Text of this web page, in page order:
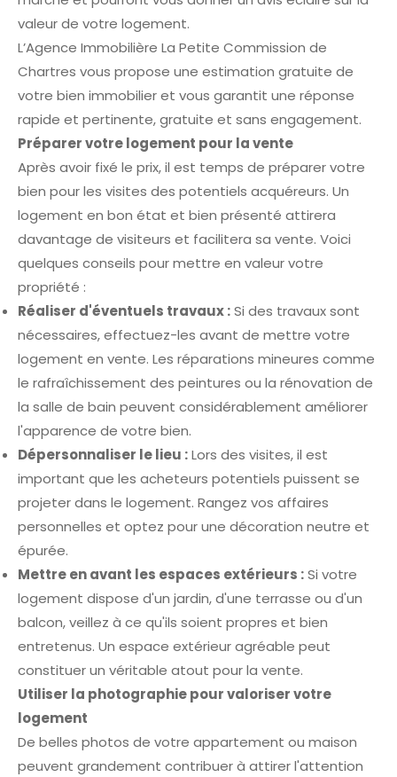
valeur de votre logement.
L’Agence Immobilière La Petite Commission de
Chartres vous propose une estimation gratuite de
votre bien immobilier et vous garantit une réponse
rapide et pertinente, gratuite et sans engagement.
Préparer votre logement pour la vente
Après avoir fixé le prix, il est temps de préparer votre
bien pour les visites des potentiels acquéreurs. Un
logement en bon état et bien présenté attirera
davantage de visiteurs et facilitera sa vente. Voici
quelques conseils pour mettre en valeur votre
propriété :
Réaliser d'éventuels travaux :Si des travaux sont
nécessaires, effectuez-les avant de mettre votre
logement en vente. Les réparations mineures comme
le rafraîchissement des peintures ou la rénovation de
la salle de bain peuvent considérablement améliorer
l'apparence de votre bien.
Dépersonnaliser le lieu :Lors des visites, il est
important que les acheteurs potentiels puissent se
projeter dans le logement. Rangez vos affaires
personnelles et optez pour une décoration neutre et
épurée.
Mettre en avant les espaces extérieurs :Si votre
logement dispose d'un jardin, d'une terrasse ou d'un
balcon, veillez à ce qu'ils soient propres et bien
entretenus. Un espace extérieur agréable peut
constituer un véritable atout pour la vente.
Utiliser la photographie pour valoriser votre
logement
De belles photos de votre appartement ou maison
peuvent grandement contribuer à attirer l'attention